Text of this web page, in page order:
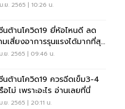
.ย. 2565 | 10:26 น.
นต้านโควิด19 ยี่ห้อไหนดี ลด
มเสี่ยงอาการรุนแรงได้มากที่สุด
เลย
ม.ย. 2565 | 09:46 น.
นต้านโควิด19 ควรฉีดเข็ม3-4
อไม่ เพราะอะไร อ่านเลยที่นี่
.ย. 2565 | 20:11 น.